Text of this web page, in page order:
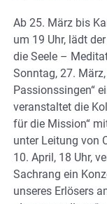
Ab 25. März bis
um 19 Uhr, lädt
die Seele –
Sonntag, 27.
Passionssingen“
veranstaltet die
für die Mission“
unter Leitung von
10. April, 18 Uhr,
Sachrang ein
unseres Erlösers